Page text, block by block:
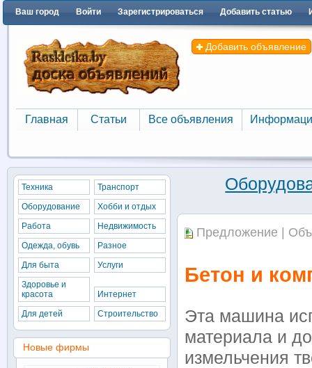
Ваш город Войти Зарегистрироваться Добавить статью
Добавить объявление
Главная
Главная
Статьи
Статьи
Все объявления
Все объявления
Предложение |
Бетон и
Эта машина
материала и
измельчения
Техника
Транспорт
Оборудование
Хобби и отдых
Работа
Недвижимость
Одежда, обувь
Разное
Для быта
Услуги
Здоровье и
красота
Интернет
Для детей
Строительство
Новые фирмы